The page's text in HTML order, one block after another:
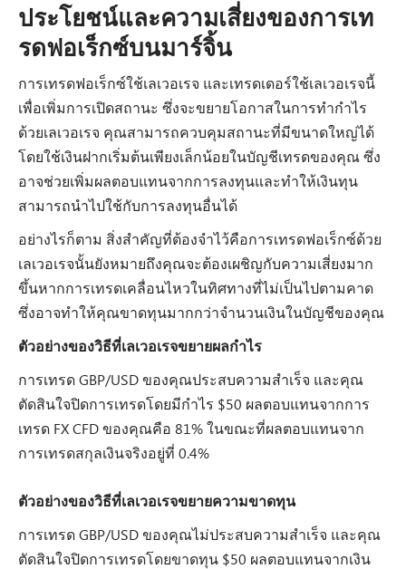
ประโยชน์และความเสี่ยงของการเท
รดฟอเร็กซ์บนมาร์จิ้น
การเทรดฟอเร็กซ์ใช้เลเวอเรจ และเทรดเดอร์ใช้เลเวอเรจนี้
เพื่อเพิ่มการเปิดสถานะ ซึ่งจะขยายโอกาสในการทำกำไร
ด้วยเลเวอเรจ คุณสามารถควบคุมสถานะที่มีขนาดใหญ่ได้
โดยใช้เงินฝากเริ่มต้นเพียงเล็กน้อยในบัญชีเทรดของคุณ ซึ่ง
อาจช่วยเพิ่มผลตอบแทนจากการลงทุนและทำให้เงินทุน
สามารถนำไปใช้กับการลงทุนอื่นได้
อย่างไรก็ตาม สิ่งสำคัญที่ต้องจำไว้คือการเทรดฟอเร็กซ์ด้วย
เลเวอเรจนั้นยังหมายถึงคุณจะต้องเผชิญกับความเสี่ยงมาก
ขึ้นหากการเทรดเคลื่อนไหวในทิศทางที่ไม่เป็นไปตามคาด
ซึ่งอาจทำให้คุณขาดทุนมากกว่าจำนวนเงินในบัญชีของคุณ
ตัวอย่างของวิธีที่เลเวอเรจขยายผลกำไร
การเทรด GBP/USD ของคุณประสบความสำเร็จ และคุณ
ตัดสินใจปิดการเทรดโดยมีกำไร $50 ผลตอบแทนจากการ
เทรด FX CFD ของคุณคือ 81% ในขณะที่ผลตอบแทนจาก
การเทรดสกุลเงินจริงอยู่ที่ 0.4%
ตัวอย่างของวิธีที่เลเวอเรจขยายความขาดทุน
การเทรด GBP/USD ของคุณไม่ประสบความสำเร็จ และคุณ
ตัดสินใจปิดการเทรดโดยขาดทุน $50 ผลตอบแทนจากเงิน